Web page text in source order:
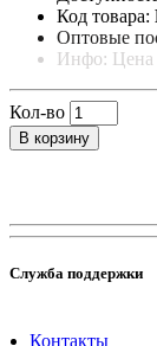
Код товара:
Оптовые
Инфо: Цена
Кол-во
В корзину
Служба поддержки
Контакты